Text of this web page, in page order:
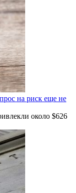
на риск еще не
около $626